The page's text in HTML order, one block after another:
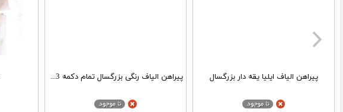
پیراهن الیاف ایلیا یقه دار بزرگسال پیراهن الیاف رنگی بزرگسال تمام دکمه 3خط